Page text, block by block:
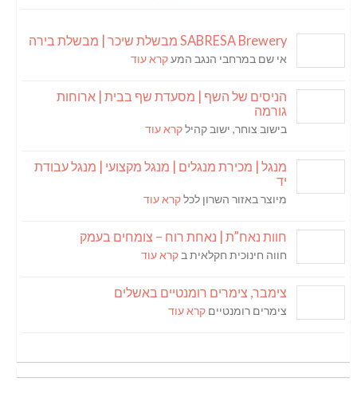
SABRESA Brewery מבשלת שיכר | מבשלת בירה
אי שם במרחבי הנגב המעקרא עוד
הניסים של השף | מסעדת שף בבית | ארוחות
גורמה
בישוב צוחר, ישוב קהילקרא עוד
מנגל | מכירת מנגלים | מנגל מקצועי | מנגל עבודת
יד
מיוצר באזור השרון לכלקרא עוד
חוות נאח”ת | נאחת רוח – צומחים בעמק
חווה חינוכית חקלאית ב קרא עוד
צימבר, צימרים רומנטיים באשלים
צימרים רומנטיים קרא עוד